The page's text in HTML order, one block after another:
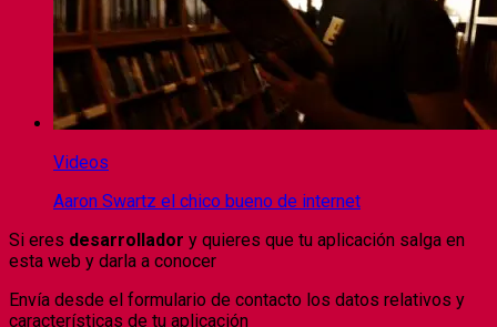
Videos
Aaron Swartz el chico bueno de internet
Si eres desarrollador y quieres que tu aplicación salga en
esta web y darla a conocer
Envía desde el formulario de contacto los datos relativos y
características de tu aplicación